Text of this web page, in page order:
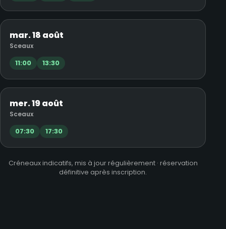
mar. 18 août
Sceaux
11:00 13:30
mer. 19 août
Sceaux
07:30 17:30
Créneaux indicatifs, mis à jour régulièrement · réservation
définitive après inscription.